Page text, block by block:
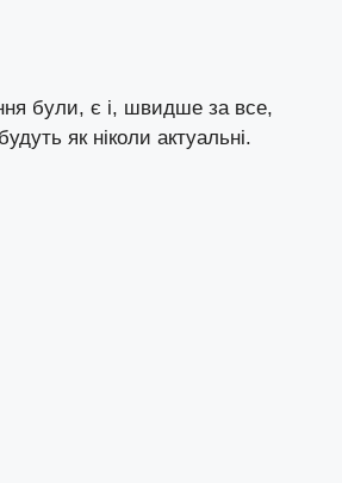
були, є і, швидше за все,
як ніколи актуальні.